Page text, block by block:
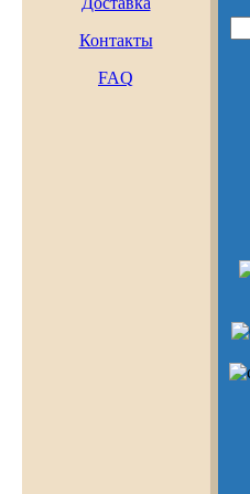
Контакты
FAQ